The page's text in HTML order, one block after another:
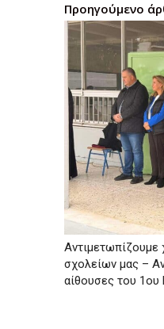
Προηγούμενο
Αντιμετωπίζουμε
σχολείων μας –
αίθουσες του